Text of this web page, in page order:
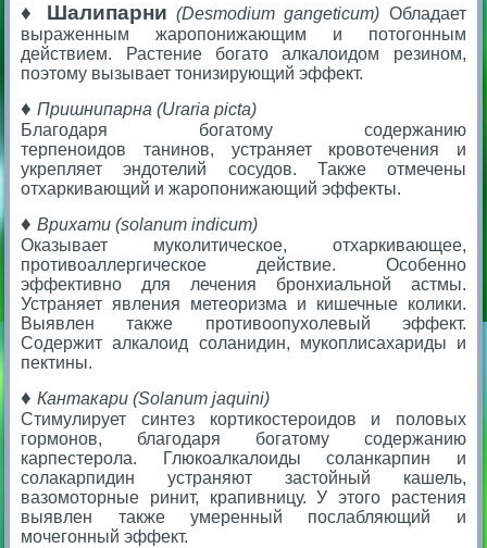
♦ Шалипарни (Desmodium gangeticum) Обладает
выраженным жаропонижающим и потогонным
действием. Растение богато алкалоидом резином,
поэтому вызывает тонизирующий эффект.
♦Пришнипарна (Uraria picta)
Благодаря богатому содержанию
терпеноидов танинов, устраняет кровотечения и
укрепляет эндотелий сосудов. Также отмечены
отхаркивающий и жаропонижающий эффекты.
♦Врихати (solanum indicum)
Оказывает муколитическое, отхаркивающее,
противоаллергическое действие. Особенно
эффективно для лечения бронхиальной астмы.
Устраняет явления метеоризма и кишечные колики.
Выявлен также противоопухолевый эффект.
Содержит алкалоид соланидин, мукоплисахариды и
пектины.
♦Кантакари (Solanum jaquini)
Стимулирует синтез кортикостероидов и половых
гормонов, благодаря богатому содержанию
карпестерола. Глюкоалкалоиды соланкарпин и
солакарпидин устраняют застойный кашель,
вазомоторные ринит, крапивницу. У этого растения
выявлен также умеренный послабляющий и
мочегонный эффект.